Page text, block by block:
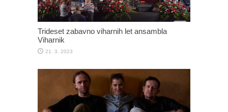
Trideset zabavno viharnih let ansambla
Viharnik
21. 3. 2023